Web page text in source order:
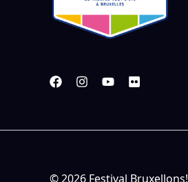
© 2026 Festival Bruxellons!